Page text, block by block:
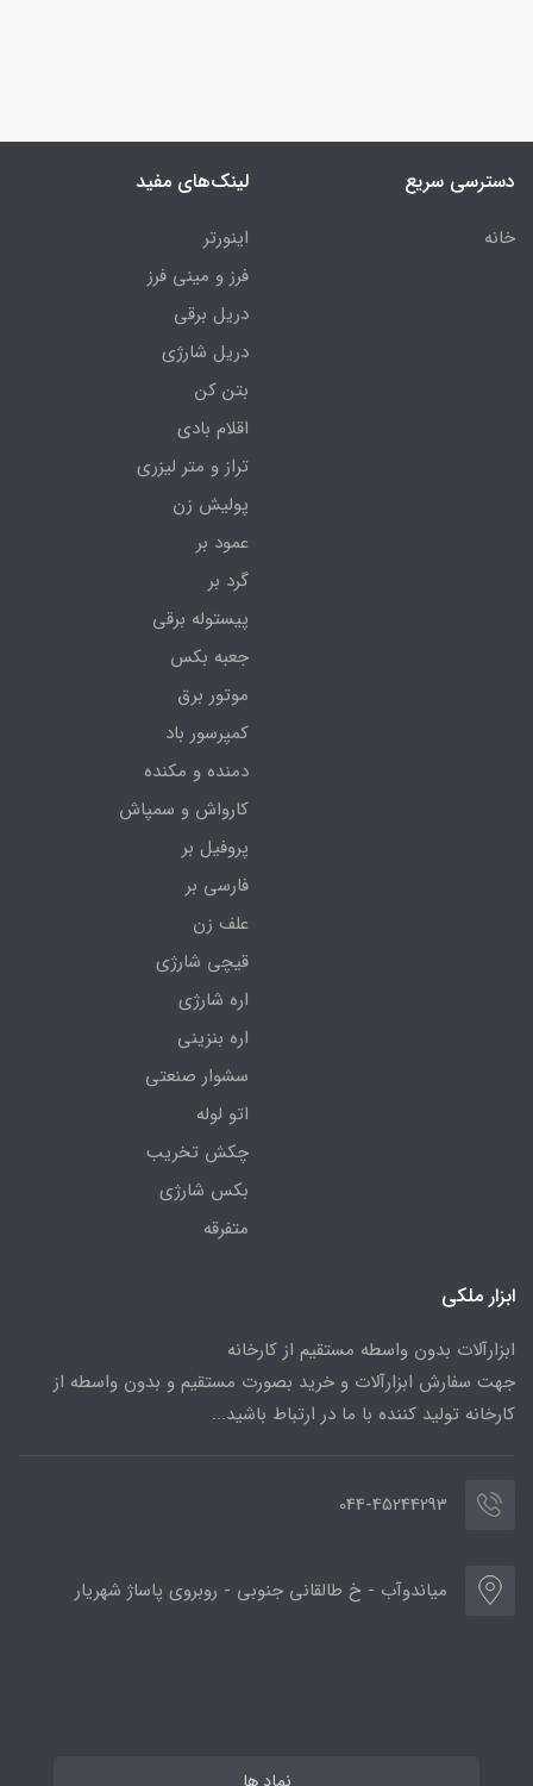
دسترسی سریع
خانه
لینک‌های مفید
اینورتر
فرز و مینی فرز
دریل برقی
دریل شارژی
بتن کن
اقلام بادی
تراز و متر لیزری
پولیش زن
عمود بر
گرد بر
پیستوله برقی
جعبه بکس
موتور برق
کمپرسور باد
دمنده و مکنده
کارواش و سمپاش
پروفیل بر
فارسی بر
علف زن
قیچی شارژی
اره شارژی
اره بنزینی
سشوار صنعتی
اتو لوله
چکش تخریب
بکس شارژی
متفرقه
ابزار ملکی
ابزارآلات بدون واسطه مستقیم از کارخانه
جهت سفارش ابزارآلات و خرید بصورت مستقیم و بدون واسطه از
کارخانه تولید کننده با ما در ارتباط باشید...
044-45244293
میاندوآب - خ طالقانی جنوبی - روبروی پاساژ شهریار